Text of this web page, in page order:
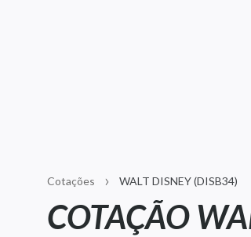
Comprar ou vender?
Carteiras Recomendadas
Cotações WALT DISNEY (DISB34)
COTAÇÃO